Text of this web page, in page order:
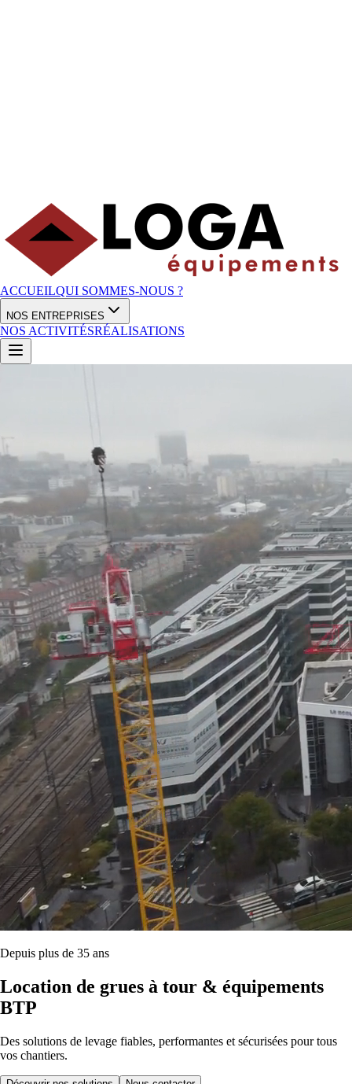
ACCUEILQUI SOMMES-NOUS ?
NOS ENTREPRISES
NOS ACTIVITÉSRÉALISATIONS
Depuis plus de 35 ans
Location de grues à tour & équipements
BTP
Des solutions de levage fiables, performantes et sécurisées pour tous
vos chantiers.